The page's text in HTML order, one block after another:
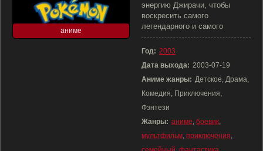
аниме
энергию Джирачи, чтобы
воскресить самого
легендарного и самого
Год: 2003
Дата выхода: 2003-07-19
Аниме жанры: Детское, Драма,
Комедия, Приключения,
Фэнтези
Жанры: аниме, боевик,
мультфильм, приключения,